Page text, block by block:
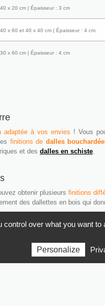
x 20 cm | Épaisseur : 3 cm
x 60 et 40 x 40 cm | Épaisseur : 4 cm
x 60 cm | Épaisseur : 4 cm
adaptée à vos envies ! Vous
finitions de dalles
et des dalles en schiste
obtenir plusieursfinitions
des dallettes en bois qui
© 2026 www.pierdor.com - Tous
over what you want to
Personalize